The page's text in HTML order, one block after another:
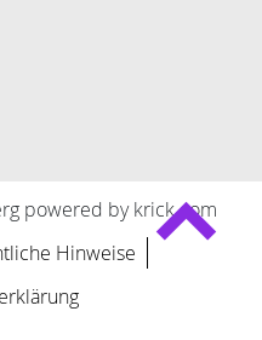
powered by krick.com
Hinweise